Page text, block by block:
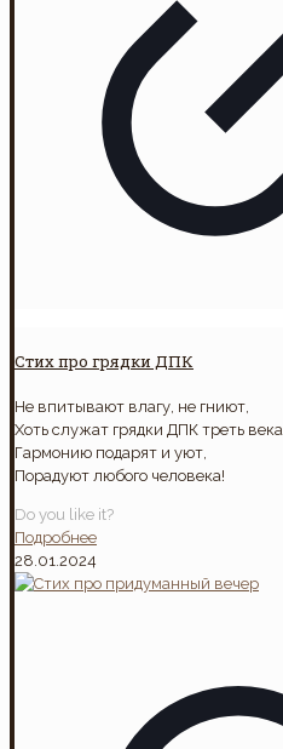
Стих про грядки ДПК
Не впитывают влагу, не гниют,
Хоть служат грядки ДПК треть века.
Гармонию подарят и уют,
Порадуют любого человека!
Do you like it?
Подробнее
28.01.2024